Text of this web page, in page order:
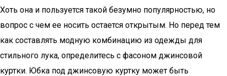
Хоть она и пользуется такой безумно популярностью, но
вопрос с чем ее носить остается открытым. Но перед тем
как составлять модную комбинацию из одежды для
стильного лука, определитесь с фасоном джинсовой
куртки. Юбка под джинсовую куртку может быть